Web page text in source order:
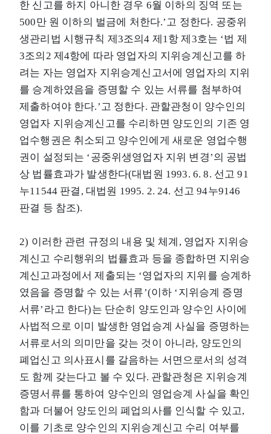
한 신고를 하지 아니한 경우 6월 이하의 징역 또는
500만 원 이하의 벌금에 처한다.’고 정한다. 공중위
생관리법 시행규칙 제3조의4 제1항 제3호는 ‘법 제
3조의2 제4항에 따라 영업자의 지위승계신고를 하
려는 자는 영업자 지위승계신고서에 영업자의 지위
를 승계하였음을 증명할 수 있는 서류를 첨부하여
제출하여야 한다.’고 정한다. 관할관청이 양수인의
영업자 지위승계신고를 수리하면 양도인의 기존 영
업수행권은 취소되고 양수인에게 새로운 영업수행
권이 설정되는 ‘공중위생영업자 지위 변경’의 공법
상 법률효과가 발생한다(대법원 1993. 6. 8. 선고 91
누11544 판결, 대법원 1995. 2. 24. 선고 94누9146
판결 등 참조).
2) 이러한 관련 규정의 내용 및 체계, 영업자 지위승
계신고 수리행위의 법률효과 등을 종합하면 지위승
계신고과정에서 제출되는 ‘영업자의 지위를 승계하
였음을 증명할 수 있는 서류’(이하 ‘지위승계 증명
서류’라고 한다)는 단순히 양도인과 양수인 사이에
사법적으로 이미 발생한 영업승계 사실을 증명하는
서류로서의 의미만을 갖는 것이 아니라, 양도인의
폐업신고 의사표시를 갈음하는 서면으로서의 성격
도 함께 갖는다고 볼 수 있다. 관할관청은 지위승계
증명서류를 통하여 양수인의 영업승계 사실을 확인
함과 더불어 양도인의 폐업의사를 인식할 수 있고,
이를 기초로 양수인의 지위승계신고 수리 여부를